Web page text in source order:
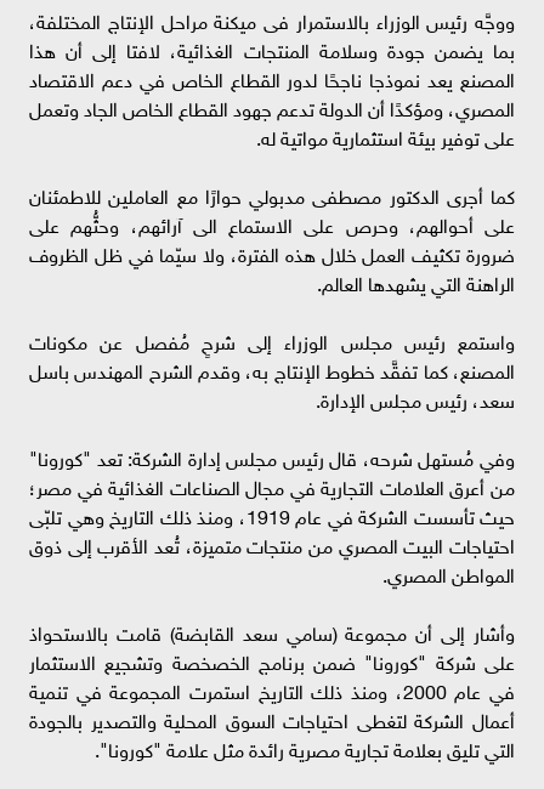
ووجَّه رئيس الوزراء بالاستمرار فى ميكنة مراحل الإنتاج المختلفة،
بما يضمن جودة وسلامة المنتجات الغذائية، لافتا إلى أن هذا
المصنع يعد نموذجا ناجحًا لدور القطاع الخاص في دعم الاقتصاد
المصري، ومؤكدًا أن الدولة تدعم جهود القطاع الخاص الجاد وتعمل
على توفير بيئة استثمارية مواتية له.
كما أجرى الدكتور مصطفى مدبولي حوارًا مع العاملين للاطمئنان
على أحوالهم، وحرص على الاستماع الى آرائهم، وحثُّهم على
ضرورة تكثيف العمل خلال هذه الفترة، ولا سيّما في ظل الظروف
الراهنة التي يشهدها العالم.
واستمع رئيس مجلس الوزراء إلى شرحٍ مُفصل عن مكونات
المصنع، كما تفقَّد خطوط الإنتاج به، وقدم الشرح المهندس باسل
سعد، رئيس مجلس الإدارة.
وفي مُستهل شرحه، قال رئيس مجلس إدارة الشركة: تعد "كورونا"
من أعرق العلامات التجارية في مجال الصناعات الغذائية في مصر؛
حيث تأسست الشركة في عام 1919، ومنذ ذلك التاريخ وهي تلبّى
احتياجات البيت المصري من منتجات متميزة، تُعد الأقرب إلى ذوق
المواطن المصري.
وأشار إلى أن مجموعة (سامي سعد القابضة) قامت بالاستحواذ
على شركة "كورونا" ضمن برنامج الخصخصة وتشجيع الاستثمار
في عام 2000، ومنذ ذلك التاريخ استمرت المجموعة في تنمية
أعمال الشركة لتغطى احتياجات السوق المحلية والتصدير بالجودة
التي تليق بعلامة تجارية مصرية رائدة مثل علامة "كورونا".